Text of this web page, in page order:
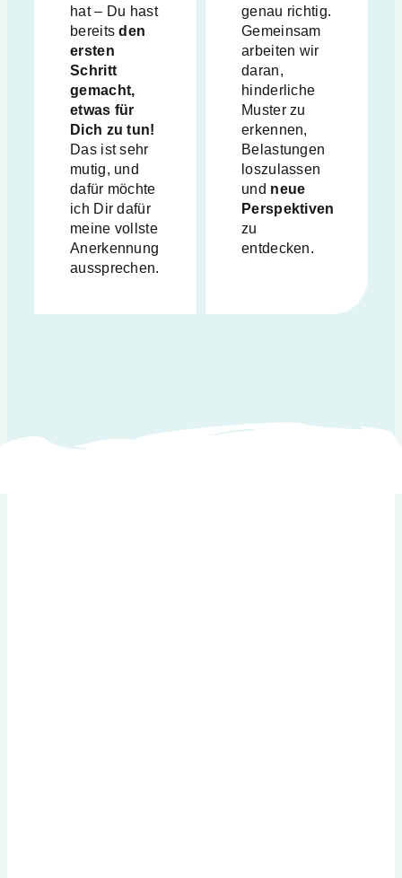
hat – Du hast
bereitsden
ersten
Schritt
gemacht,
etwas für
Dich zu tun!
Das ist sehr
mutig, und
dafür möchte
ich Dir dafür
meine vollste
Anerkennung
aussprechen.
genau richtig.
Gemeinsam
arbeiten wir
daran,
hinderliche
Muster zu
erkennen,
Belastungen
loszulassen
und neue
Perspektiven
zu
entdecken.